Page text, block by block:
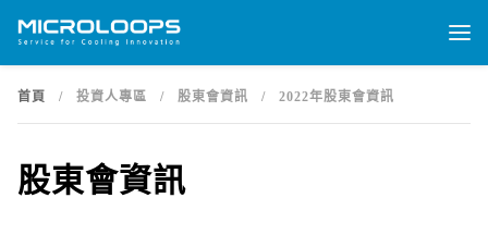
首頁 / 投資人專區 / 股東會資訊 / 2022年股東會資訊
股東會資訊